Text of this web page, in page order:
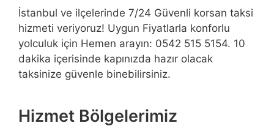
İstanbul ve ilçelerinde 7/24 Güvenli korsan taksi
hizmeti veriyoruz! Uygun Fiyatlarla konforlu
yolculuk için Hemen arayın: 0542 515 5154. 10
dakika içerisinde kapınızda hazır olacak
taksinize güvenle binebilirsiniz.
Hizmet Bölgelerimiz